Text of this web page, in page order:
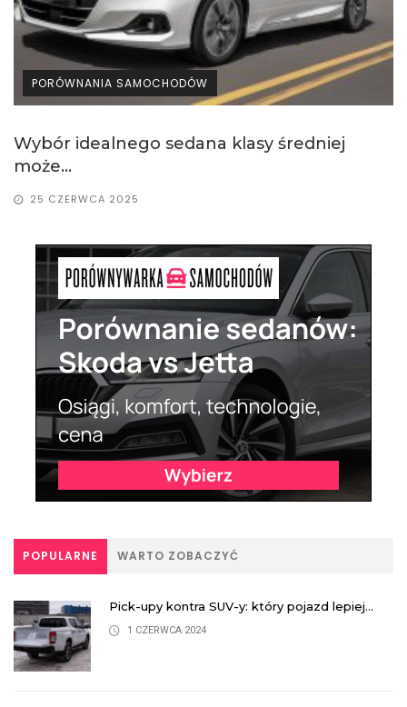
PORÓWNANIA SAMOCHODÓW
Wybór idealnego sedana klasy średniej
może...
25 CZERWCA 2025
POPULARNE WARTO ZOBACZYĆ
Pick-upy kontra SUV-y: który pojazd lepiej...
1 CZERWCA 2024